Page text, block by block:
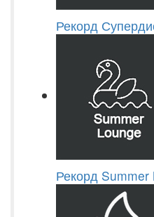
Рекорд
Рекорд Summer